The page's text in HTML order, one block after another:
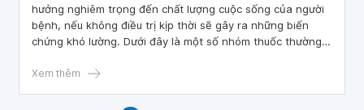
hưởng nghiêm trọng đến chất lượng cuộc sống của người
bệnh, nếu không điều trị kịp thời sẽ gây ra những biến
chứng khó lường. Dưới đây là một số nhóm thuốc thường
Xem thêm